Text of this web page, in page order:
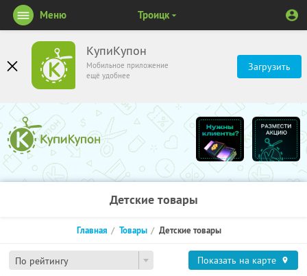
КупиКупон
Мобильное приложение
ещё удобнее
Загрузить
Меню Троицк
Детские товары
По рейтингу
Главная Товары Детские товары
Показать на карте